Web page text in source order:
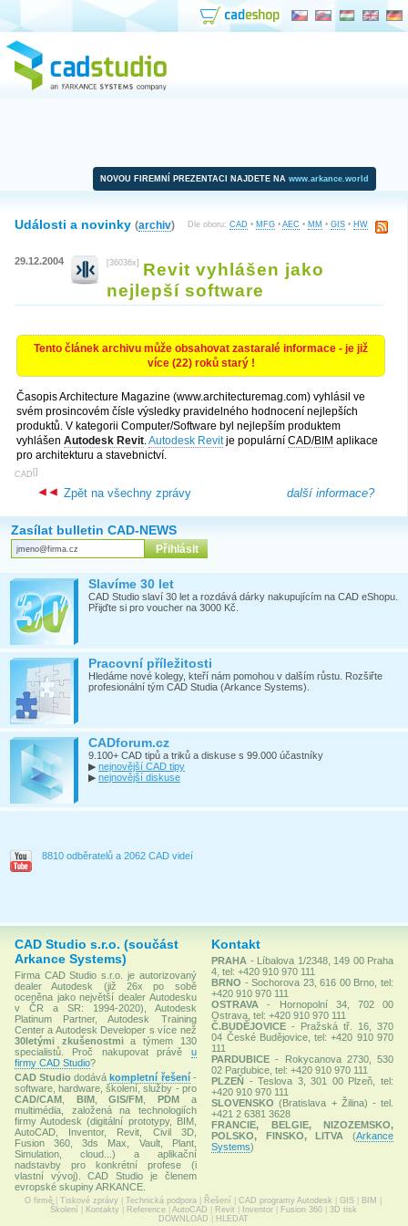
NOVOU FIREMNÍ PREZENTACI NAJDETE NA www.arkance.world
Dle oboru: CAD • MFG • AEC • MM • GIS • HW
Události a novinky (archiv)
29.12.2004 [36036x]
Revit vyhlášen jako
nejlepší software
Tento článek archivu může obsahovat zastaralé informace - je již
více (22) roků starý !
Časopis Architecture Magazine (www.architecturemag.com) vyhlásil ve
svém prosincovém čísle výsledky pravidelného hodnocení nejlepších
produktů. V kategorii Computer/Software byl nejlepším produktem
vyhlášen Autodesk Revit.Autodesk Revitje populární CAD/BIM aplikace
pro architekturu a stavebnictví.
[
CAD ]
další informace?
Zpět na všechny zprávy
Zasílat bulletin CAD-NEWS
Slavíme 30 let
CAD Studio slaví 30 let a rozdává dárky nakupujícím na CAD eShopu.
Přijďte si pro voucher na 3000 Kč.
Pracovní příležitosti
Hledáme nové kolegy, kteří nám pomohou v dalším růstu. Rozšiřte
profesionální tým CAD Studia (Arkance Systems).
CADforum.cz
9.100+ CAD tipů a triků a diskuse s 99.000 účastníky
▶ nejnovější CAD tipy
▶ nejnovější diskuse
8810 odběratelů a 2062 CAD videí
CAD Studio s.r.o. (součást
Arkance Systems)
Firma CAD Studio s.r.o. je autorizovaný
dealer Autodesk (již 26x po sobě
oceněna jako největší dealer Autodesku
v ČR a SR: 1994-2020), Autodesk
Platinum Partner, Autodesk Training
Center a Autodesk Developer s více než
30letými zkušenostmia týmem 130
specialistů. Proč nakupovat právě u
firmy CAD Studio?
CAD Studio dodávákompletní řešení-
software, hardware, školení, služby - pro
CAD/CAM
BIM,GIS/FM ,PDM a
multimédia, založená na technologiích
firmy Autodesk (digitální prototypy, BIM,
AutoCAD, Inventor, Revit, Civil 3D,
Fusion 360, 3ds Max, Vault, Plant,
Simulation, cloud...) a aplikační
nadstavby pro konkrétní profese (i
vlastní vývoj). CAD Studio je členem
evropské skupiny ARKANCE.
Kontakt
PRAHA - Líbalova 1/2348, 149 00 Praha
4, tel: +420 910 970 111
BRNO - Sochorova 23, 616 00 Brno, tel:
+420 910 970 111
OSTRAVA
- Hornopolní 34, 702 00
Ostrava, tel: +420 910 970 111
Č.BUDĚJOVICE - Pražská tř. 16, 370
04 České Budějovice, tel: +420 910 970
111
PARDUBICE - Rokycanova 2730, 530
02 Pardubice, tel: +420 910 970 111
PLZEŇ - Teslova 3, 301 00 Plzeň, tel:
+420 910 970 111
SLOVENSKO (Bratislava + Žilina) - tel.
+421 2 6381 3628
FRANCIE, BELGIE, NIZOZEMSKO,
POLSKO, FINSKO, LITVA
(Arkance
Systems)
O firmě Tiskové zprávy Technická podpora Řešení CAD programy Autodesk GIS BIM
Školení
Kontakty Reference| AutoCAD Revit Inventor| Fusion 360| 3D tisk
DOWNLOAD
HLEDAT